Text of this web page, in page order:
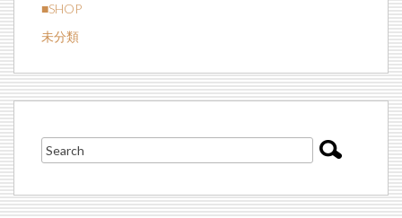
■SHOP
未分類